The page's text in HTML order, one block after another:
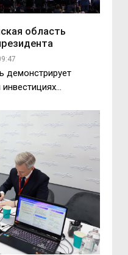
область
демонстрирует